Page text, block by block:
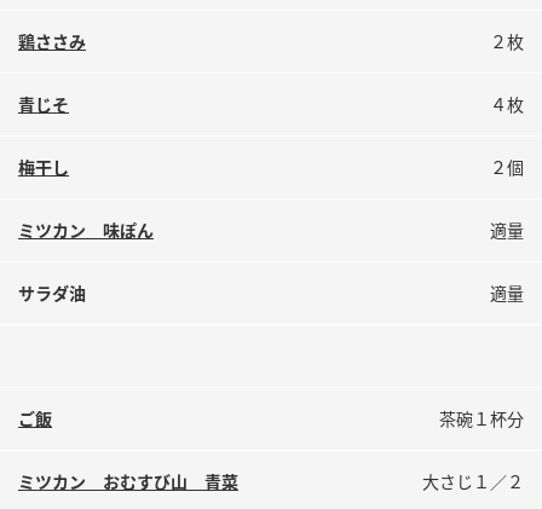
ロングセラー商品 ＋ おすすめレシピ
ミツカン公式通販
鶏ささみ ２枚
青じそ ４枚
梅干し ２個
ミツカン 味ぽん 適量
サラダ油 適量
ご飯 茶碗１杯分
ミツカン おむすび山 青菜 大さじ１／２